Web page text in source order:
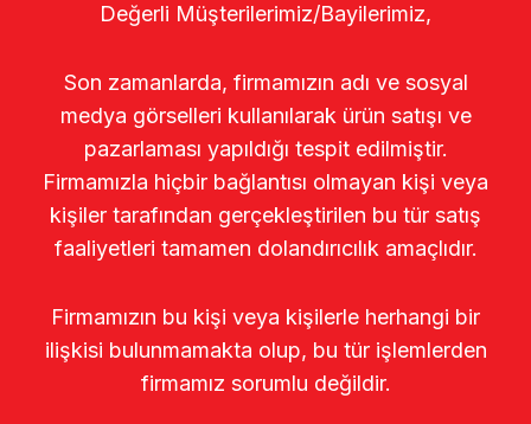
Değerli Müşterilerimiz/Bayilerimiz,
Son zamanlarda, firmamızın adı ve sosyal
medya görselleri kullanılarak ürün satışı ve
pazarlaması yapıldığı tespit edilmiştir.
Firmamızla hiçbir bağlantısı olmayan kişi veya
kişiler tarafından gerçekleştirilen bu tür satış
faaliyetleri tamamen dolandırıcılık amaçlıdır.
Firmamızın bu kişi veya kişilerle herhangi bir
ilişkisi bulunmamakta olup, bu tür işlemlerden
firmamız sorumlu değildir.